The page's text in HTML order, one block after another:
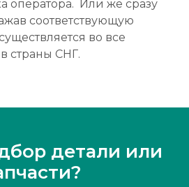
оператора. Или же сразу
соответствующую
во все
страны СНГ.
детали или